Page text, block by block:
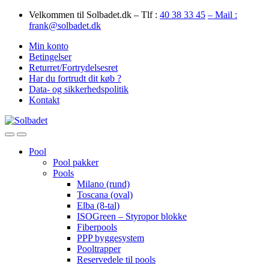
Skip
Skip
Velkommen til Solbadet.dk – Tlf : 40 38 33 45 – Mail :
frank@solbadet.dk
Min konto
Betingelser
Returret/Fortrydelsesret
Har du fortrudt dit køb ?
Data- og sikkerhedspolitik
Kontakt
OpenClose
Pool
Pool pakker
Pools
Milano (rund)
Toscana (oval)
Elba (8-tal)
ISOGreen – Styropor blokke
Fiberpools
PPP byggesystem
Pooltrapper
Reservedele til pools